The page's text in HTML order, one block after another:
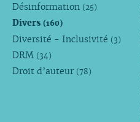
Désinformation (25)
Divers (160)
Diversité - Inclusivité (3)
DRM (34)
Droit d’auteur (78)